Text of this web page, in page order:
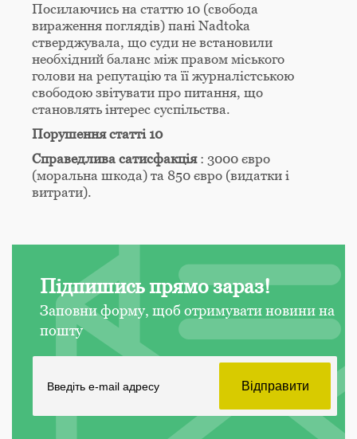
Посилаючись на статтю 10 (свобода
вираження поглядів) пані Nadtoka
стверджувала, що суди не встановили
необхідний баланс між правом міського
голови на репутацію та її журналістською
свободою звітувати про питання, що
становлять інтерес суспільства.
Порушення статті 10
Справедлива сатисфакція : 3000 євро
(моральна шкода) та 850 євро (видатки і
витрати).
Підпишись прямо зараз!
Заповни форму, щоб отримувати новини на
пошту